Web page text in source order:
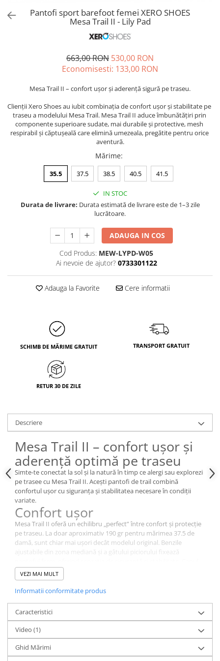
Șosete-pantofi
ReduceriPantofi sport barefoot femei XERO SHOES
Mesa Trail II - Lily Pad
663,00 RON 530,00 RON
Economisesti: 133,00 RON
Mesa Trail II – confort ușor și aderență sigură pe traseu.
Clienții Xero Shoes au iubit combinația de confort ușor și stabilitate pe
traseu a modelului Mesa Trail. Mesa Trail II aduce îmbunătățiri prin
componente superioare sudate, mai durabile și protective, mesh
respirabil și căptușeală care elimină umezeala, pregătite pentru orice
aventură.
Mărime:
35.5 37.5 38.5 40.5 41.5
IN STOC
Durata de livrare: Durata estimată de livrare este de 1–3 zile
lucrătoare.
ADAUGA IN COS
Cod Produs: MEW-LYPD-W05
Ai nevoie de ajutor? 0733301122
Adauga la Favorite Cere informatii
SCHIMB DE MĂRIME GRATUIT TRANSPORT GRATUIT
RETUR 30 DE ZILE
Descriere
Mesa Trail II – confort ușor și
aderență optimă pe traseu
Simte-te conectat la sol și la natură în timp ce alergi sau explorezi
pe trasee cu Mesa Trail II. Acești pantofi de trail combină
confortul ușor cu siguranța și stabilitatea necesare în condiții
variate.
Confort ușor
Mesa Trail II oferă un echilibru „perfect” între confort și protecție
pe traseu. La doar aproximativ 190 gr pentru mărimea 37.5 de
damă, sunt chiar mai ușori decât modelul original. Benzile
ajustabile din zona mediană și a gâtului piciorului fixează
degetelor subțire și durabil, împreună cu sudurile laterale
rezistente, protejează piciorul pe teren accidentat.
Aderență pe traseu
Talpa patentată FeelTrue™ include crampoane de 3.5 mm pentru
tracțiune optimă. Stratul TrailFoam™ de 3.5 mm atenuează
denivelările, oferind o alergare mai lină și mai confortabilă. Acești
pantofi sunt concepuți pentru a oferi o experiență atât de
plăcută încât aproape că vei uita că îi porți.
Experiența barefoot Xero
VEZI MAI MULT
Informatii conformitate produs
Caracteristici
Video (1)
Ghid Mărimi